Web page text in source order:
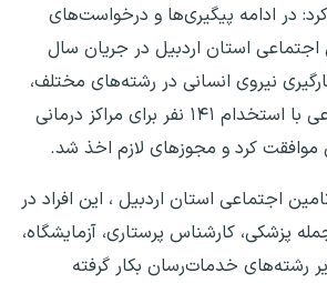
در ادامه پیگیری‌ها و درخواست‌های
استان اردبیل در جریان سال
نیروی انسانی در رشته‌های مختلف،
سازمان تامین اجتماعی با استخدام ۱۴۱ نفر برای مراکز درمانی
موافقت کرد و مجوزهای لازم اخذ شد.
اجتماعی استان اردبیل ، این افراد در
پزشکی، کارشناس پرستاری، آزمایشگاه،
رشته‌های خدمات‌رسان بکار گرفته